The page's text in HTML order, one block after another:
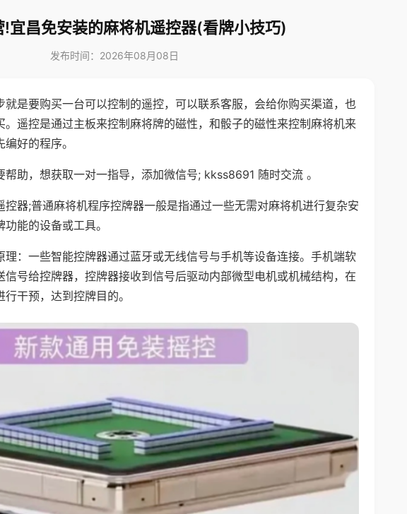
!宜昌免安装的麻将机遥控器(看牌小技巧)
发布时间：2026年08月08日
就是要购买一台可以控制的遥控，可以联系客服，会给你购买渠道，也
。遥控是通过主板来控制麻将牌的磁性，和骰子的磁性来控制麻将机来
好的程序。
助，想获取一对一指导，添加微信号; kkss8691 随时交流 。
控器;普通麻将机程序控牌器一般是指通过一些无需对麻将机进行复杂安
能的设备或工具。
理：一些智能控牌器通过蓝牙或无线信号与手机等设备连接。手机端软
号给控牌器，控牌器接收到信号后驱动内部微型电机或机械结构，在
干预，达到控牌目的。